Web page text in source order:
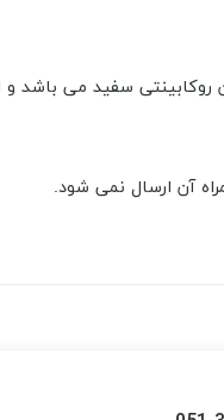
17*42*42 سانتی متر و دارای شیر تک
آن ارسال نمی شود.